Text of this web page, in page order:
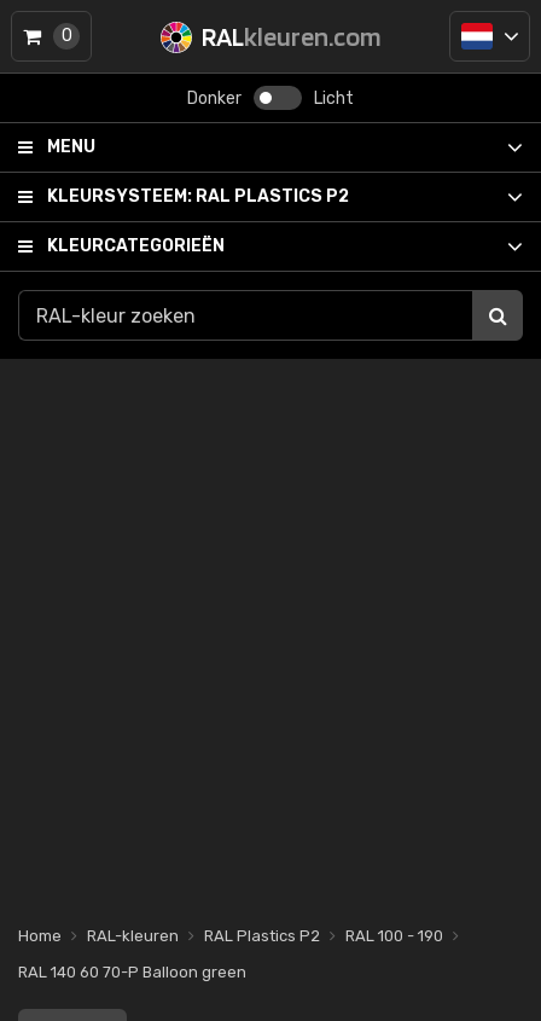
RALkleuren.com
Donker Licht
MENU
KLEURSYSTEEM: RAL PLASTICS P2
KLEURCATEGORIEËN
0
Home RAL-kleuren RAL Plastics P2
RAL 100 - 190
RAL 140 60 70-P Balloon green